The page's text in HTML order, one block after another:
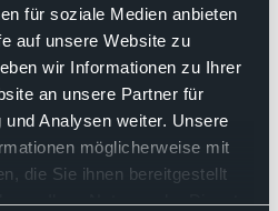
für soziale Medien anbieten
auf unsere Website zu
wir Informationen zu Ihrer
an unsere Partner für
Analysen weiter. Unsere
möglicherweise mit
die Sie ihnen bereitgestellt
Ihrer Nutzung der Dienste